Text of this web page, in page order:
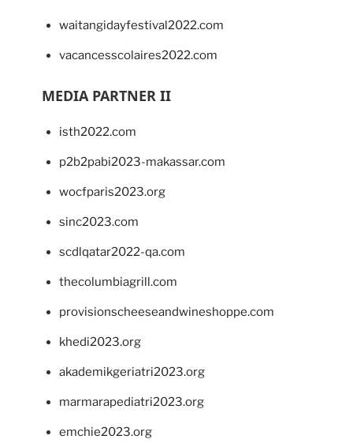
waitangidayfestival2022.com
vacancesscolaires2022.com
MEDIA PARTNER II
isth2022.com
p2b2pabi2023-makassar.com
wocfparis2023.org
sinc2023.com
scdlqatar2022-qa.com
thecolumbiagrill.com
provisionscheeseandwineshoppe.com
khedi2023.org
akademikgeriatri2023.org
marmarapediatri2023.org
emchie2023.org